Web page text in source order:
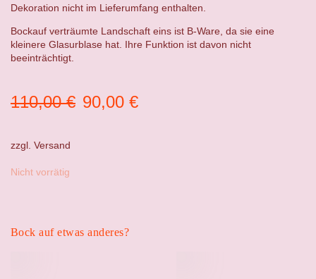
zzgl. Versand
110,00€ Ursprünglicher
90,00 €
Nicht vorrätig
Dekoration nicht im Lieferumfang enthalten.
Bockauf verträumte Landschaft eins ist B-Ware, da sie eine
kleinere Glasurblase hat. Ihre Funktion ist davon nicht
beeinträchtigt.
Bock auf etwas anderes?